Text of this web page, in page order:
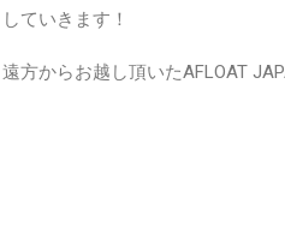
していきます！
遠方からお越し頂いたAFLOAT